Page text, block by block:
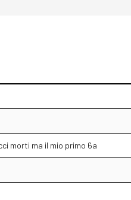
morti ma il mio primo 6a